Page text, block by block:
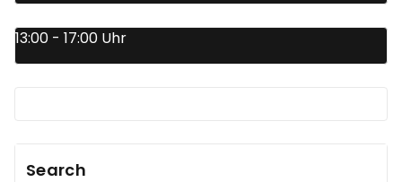
13:00 - 17:00 Uhr
Search